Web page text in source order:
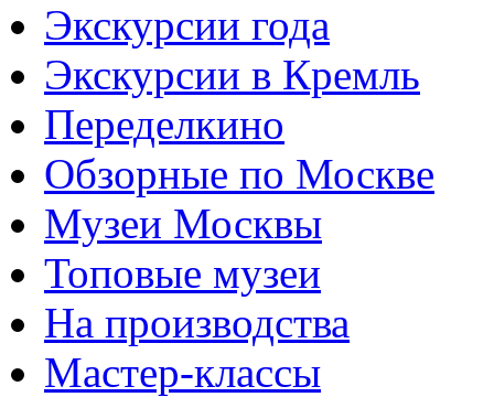
Экскурсии года
Экскурсии в Кремль
Переделкино
Обзорные по Москве
Музеи Москвы
Топовые музеи
На производства
Мастер-классы